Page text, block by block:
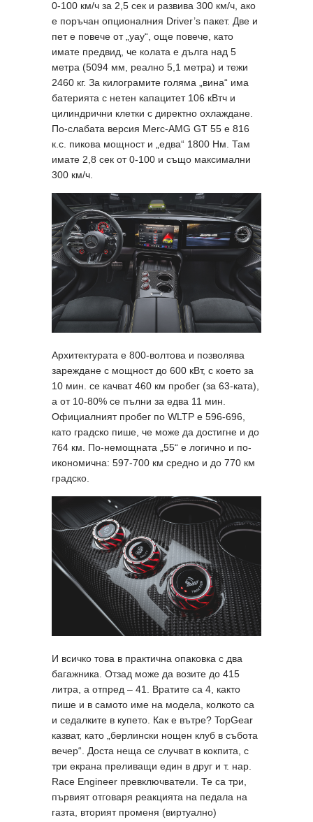
0-100 км/ч за 2,5 сек и развива 300 км/ч, ако
е поръчан опционалния Driver’s пакет. Две и
пет е повече от „уау“, още повече, като
имате предвид, че колата е дълга над 5
метра (5094 мм, реално 5,1 метра) и тежи
2460 кг. За килограмите голяма „вина“ има
батерията с нетен капацитет 106 кВтч и
цилиндрични клетки с директно охлаждане.
По-слабата версия Merc-AMG GT 55 e 816
к.с. пикова мощност и „едва“ 1800 Нм. Там
имате 2,8 сек от 0-100 и също максимални
300 км/ч.
Архитектурата е 800-волтова и позволява
зареждане с мощност до 600 кВт, с което за
10 мин. се качват 460 км пробег (за 63-ката),
а от 10-80% се пълни за едва 11 мин.
Официалният пробег по WLTP e 596-696,
като градско пише, че може да достигне и до
764 км. По-немощната „55“ е логично и по-
икономична: 597-700 км средно и до 770 км
градско.
И всичко това в практична опаковка с два
багажника. Отзад може да возите до 415
литра, а отпред – 41. Вратите са 4, както
пише и в самото име на модела, колкото са
и седалките в купето. Как е вътре? TopGear
казват, като „берлински нощен клуб в събота
вечер“. Доста неща се случват в кокпита, с
три екрана преливащи един в друг и т. нар.
Race Engineer превключватели. Те са три,
първият отговаря реакцията на педала на
газта, вторият променя (виртуално)